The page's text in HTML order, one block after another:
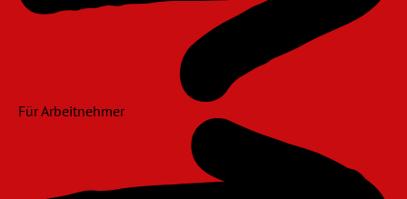
Für Arbeitnehmer